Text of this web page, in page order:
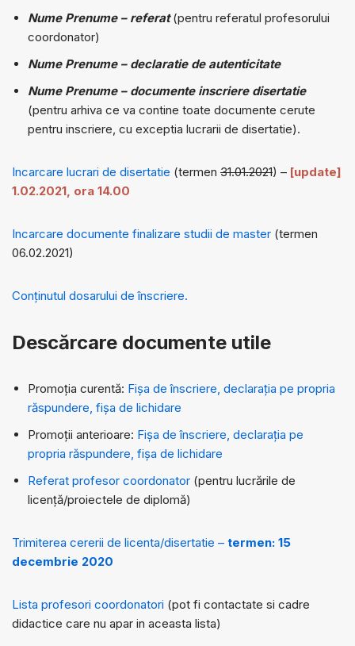
Nume Prenume – referat(pentru referatul profesorului
coordonator)
Nume Prenume – declaratie de autenticitate
Nume Prenume – documente inscriere disertatie
(pentru arhiva ce va contine toate documente cerute
pentru inscriere, cu exceptia lucrarii de disertatie).
Incarcare lucrari de disertatie (termen 31.01.2021) – [update]
1.02.2021, ora 14.00
Incarcare documente finalizare studii de master (termen
06.02.2021)
Conținutul dosarului de înscriere.
Descărcare documente utile
Promoția curentă: Fișa de înscriere, declarația pe propria
răspundere, fișa de lichidare
Promoții anterioare: Fișa de înscriere, declarația pe
propria răspundere, fișa de lichidare
Referat profesor coordonator (pentru lucrările de
licență/proiectele de diplomă)
Trimiterea cererii de licenta/disertatie – termen: 15
decembrie 2020
Lista profesori coordonatori (pot fi contactate si cadre
didactice care nu apar in aceasta lista)